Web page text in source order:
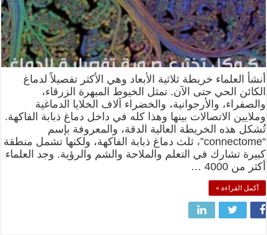
أنشأ العلماء خريطة ثلاثية الأبعاد وهي الأكثر تفصيلاً لدماغ
الكائن الحي حتى الآن. تمثل الخيوط المبهرة الزرقاء،
والصفراء، والأرجوانية، والخضراء آلاف الخلايا الدماغية
وملايين الاتصالات بينها وهذا كله في داخل دماغ ذبابة الفاكهة.
تُشكل هذه الخريطة العالية الدقة، والمعروفة بإسم
“connectome”، ثلث دماغ ذبابة الفاكهة، ولكنها تشمل منطقة
كبيرة تشارك في التعلم والملاحة والشم والرؤية. وجد العلماء
أكثر من 4000 …
أكمل القراءة »